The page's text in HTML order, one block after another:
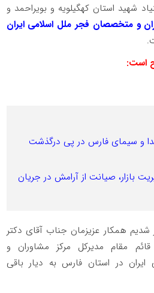
شهید استان کهگیلویه و بویراحمد و
و متخصصان فجر ملل اسلامی ایران
است:
و سیمای فارس در پی درگذشت
بازار، صیانت از آرامش در جریان
شدیم همکار عزیزمان جناب آقای دکتر
مقام مدیرکل مرکز مشاوران و
در استان فارس به دیار باقی